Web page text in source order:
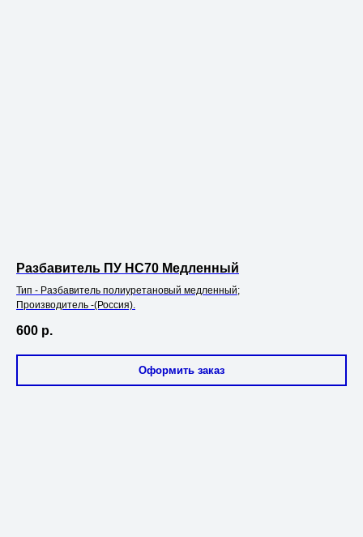
Разбавитель ПУ НС70 Медленный
Тип - Разбавитель полиуретановый медленный;
Производитель -(Россия).
600 р.
Оформить заказ